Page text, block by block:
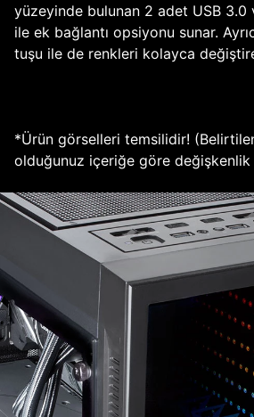
yüzeyinde bulunan 2 adet USB 3.0
ile ek bağlantı opsiyonu sunar.
tuşu ile de renkleri kolayca
*Ürün görselleri temsilidir!
olduğunuz içeriğe göre